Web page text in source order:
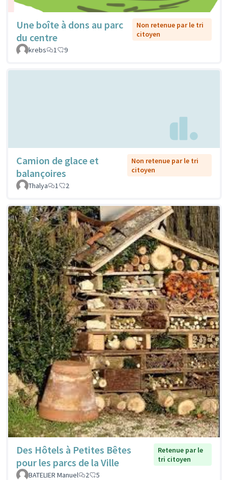
Une boîte à dons au parc
du centre
Non retenue par le tri
citoyen
krebs
1 9
Camion de glace et
balançoires
Non retenue par le tri
citoyen
Thalya
1 2
Des Hôtels à Petites Bêtes
pour les parcs de la Ville
Retenue par le
tri citoyen
BATELIER Manuel
2 5